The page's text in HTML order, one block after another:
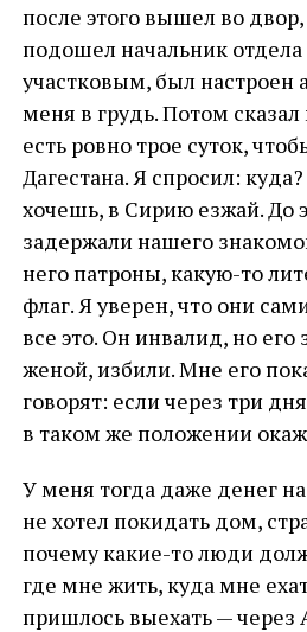
после этого вышел во
подошел начальник отдела
участковым, был настроен
меня в грудь. Потом
есть ровно трое суток,
Дагестана. Я спросил:
хочешь, в Сирию езжай. До
задержали нашего
него патроны, какую-то
флаг. Я уверен, что они
все это. Он инвалид, но
женой, избили. Мне его
говорят: если через три
в таком же положении
У меня тогда даже денег
не хотел покидать дом,
почему какие-то люди
где мне жить, куда мне
пришлось выехать — через